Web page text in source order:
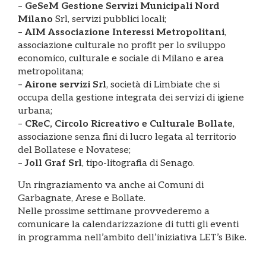
– GeSeM Gestione Servizi Municipali Nord
Milano Srl, servizi pubblici locali;
– AIM Associazione Interessi Metropolitani,
associazione culturale no profit per lo sviluppo
economico, culturale e sociale di Milano e area
metropolitana;
– Airone servizi Srl, società di Limbiate che si
occupa della gestione integrata dei servizi di igiene
urbana;
– CReC, Circolo Ricreativo e Culturale Bollate,
associazione senza fini di lucro legata al territorio
del Bollatese e Novatese;
–Joll Graf Srl, tipo-litografia di Senago.
Un ringraziamento va anche ai Comuni di
Garbagnate, Arese e Bollate.
Nelle prossime settimane provvederemo a
comunicare la calendarizzazione di tutti gli eventi
in programma nell’ambito dell’iniziativa LET’s Bike.